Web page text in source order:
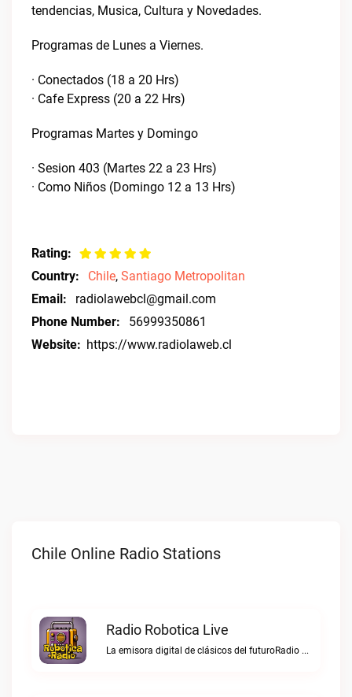
tendencias, Musica, Cultura y Novedades.
Programas de Lunes a Viernes.
· Conectados (18 a 20 Hrs)
· Cafe Express (20 a 22 Hrs)
Programas Martes y Domingo
· Sesion 403 (Martes 22 a 23 Hrs)
· Como Niños (Domingo 12 a 13 Hrs)
Rating:
Country:
Chile, Santiago Metropolitan
Email:
radiolawebcl@gmail.com
Phone Number:
56999350861
Website: https://www.radiolaweb.cl
Chile Online Radio Stations
Radio Robotica Live
La emisora digital de clásicos del futuroRadio Robotica live